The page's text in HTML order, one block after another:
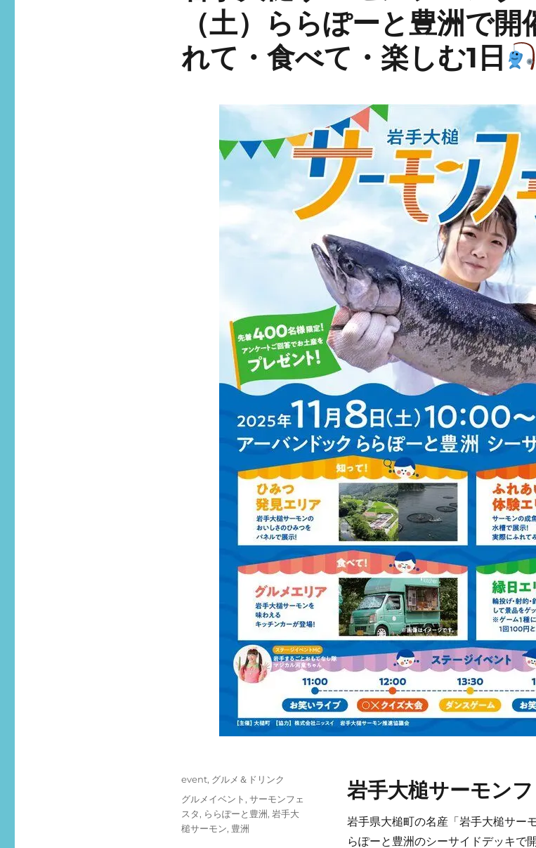
（土）ららぽーと豊洲で
れて・食べて・楽しむ1日
岩手大槌サーモン
岩手県大槌町の名産「岩手大槌サー
らぽーと豊洲のシーサイドデッキで
日:
カ
テ
リ
event, グルメ＆ドリンク
タ
グ
グルメイベント , サーモンフェ
スタ, ららぽーと豊洲, 岩手大
槌サーモン, 豊洲